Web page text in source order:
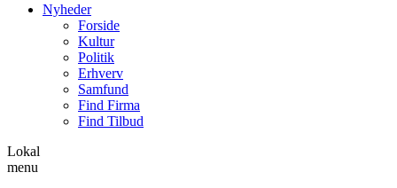
Nyheder
Forside
Kultur
Politik
Erhverv
Samfund
Find Firma
Find Tilbud
Lokal
menu